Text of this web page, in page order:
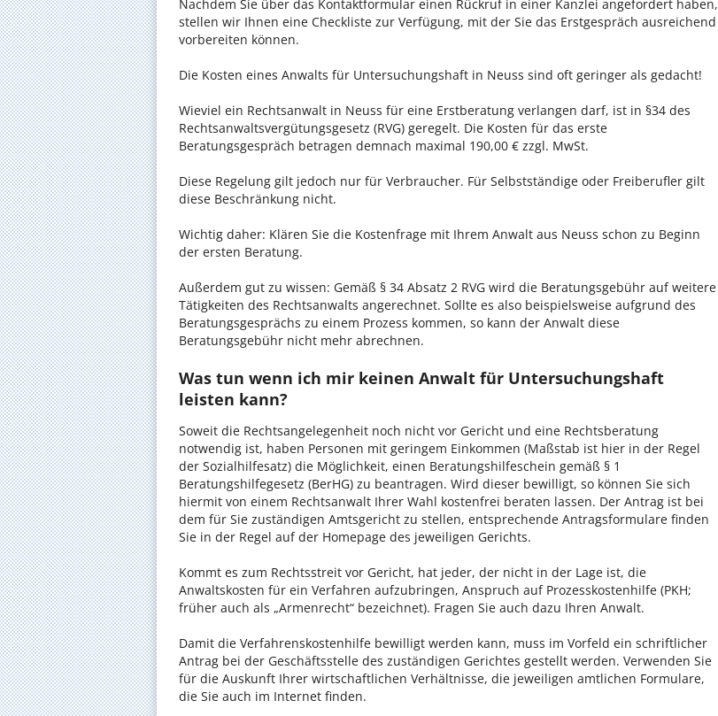
Nachdem Sie über das Kontaktformular einen Rückruf in einer Kanzlei angefordert haben,
stellen wir Ihnen eine Checkliste zur Verfügung, mit der Sie das Erstgespräch ausreichend
vorbereiten können.
Die Kosten eines Anwalts für Untersuchungshaft in Neuss sind oft geringer als gedacht!
Wieviel ein Rechtsanwalt in Neuss für eine Erstberatung verlangen darf, ist in §34 des
Rechtsanwaltsvergütungsgesetz (RVG) geregelt. Die Kosten für das erste
Beratungsgespräch betragen demnach maximal 190,00 € zzgl. MwSt.
Diese Regelung gilt jedoch nur für Verbraucher. Für Selbstständige oder Freiberufler gilt
diese Beschränkung nicht.
Wichtig daher: Klären Sie die Kostenfrage mit Ihrem Anwalt aus Neuss schon zu Beginn
der ersten Beratung.
Außerdem gut zu wissen: Gemäß § 34 Absatz 2 RVG wird die Beratungsgebühr auf weitere
Tätigkeiten des Rechtsanwalts angerechnet. Sollte es also beispielsweise aufgrund des
Beratungsgesprächs zu einem Prozess kommen, so kann der Anwalt diese
Beratungsgebühr nicht mehr abrechnen.
Was tun wenn ich mir keinen Anwalt für Untersuchungshaft
leisten kann?
Soweit die Rechtsangelegenheit noch nicht vor Gericht und eine Rechtsberatung
notwendig ist, haben Personen mit geringem Einkommen (Maßstab ist hier in der Regel
der Sozialhilfesatz) die Möglichkeit, einen Beratungshilfeschein gemäß § 1
Beratungshilfegesetz (BerHG) zu beantragen. Wird dieser bewilligt, so können Sie sich
hiermit von einem Rechtsanwalt Ihrer Wahl kostenfrei beraten lassen. Der Antrag ist bei
dem für Sie zuständigen Amtsgericht zu stellen, entsprechende Antragsformulare finden
Sie in der Regel auf der Homepage des jeweiligen Gerichts.
Kommt es zum Rechtsstreit vor Gericht, hat jeder, der nicht in der Lage ist, die
Anwaltskosten für ein Verfahren aufzubringen, Anspruch auf Prozesskostenhilfe (PKH;
früher auch als „Armenrecht“ bezeichnet). Fragen Sie auch dazu Ihren Anwalt.
Damit die Verfahrenskostenhilfe bewilligt werden kann, muss im Vorfeld ein schriftlicher
Antrag bei der Geschäftsstelle des zuständigen Gerichtes gestellt werden. Verwenden Sie
für die Auskunft Ihrer wirtschaftlichen Verhältnisse, die jeweiligen amtlichen Formulare,
die Sie auch im Internet finden.